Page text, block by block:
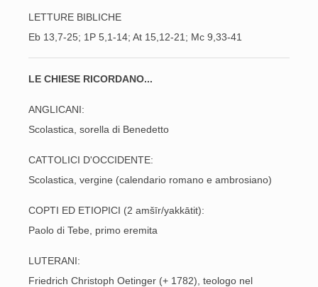
LETTURE BIBLICHE
Eb 13,7-25; 1P 5,1-14; At 15,12-21; Mc 9,33-41
LE CHIESE RICORDANO...
ANGLICANI:
Scolastica, sorella di Benedetto
CATTOLICI D'OCCIDENTE:
Scolastica, vergine (calendario romano e ambrosiano)
COPTI ED ETIOPICI (2 amšīr/yakkātit):
Paolo di Tebe, primo eremita
LUTERANI:
Friedrich Christoph Oetinger (+ 1782), teologo nel